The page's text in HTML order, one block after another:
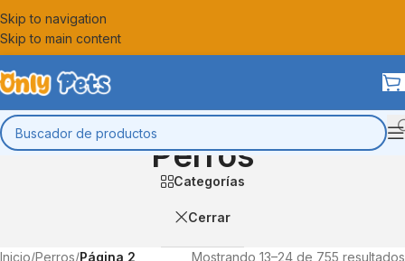
Skip to navigation
Skip to main content
Perros
Categorías
Cerrar
Inicio/Perros/Página 2 Mostrando 13–24 de 755 resultados